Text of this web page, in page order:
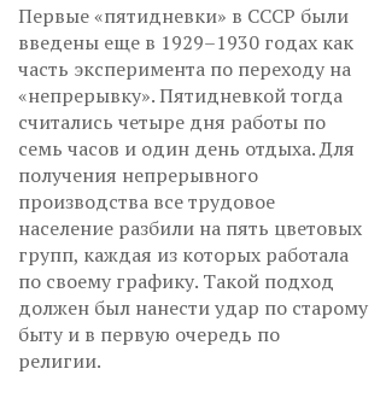
Первые «пятидневки» в СССР были
введены еще в 1929–1930 годах как
часть эксперимента по переходу на
«непрерывку». Пятидневкой тогда
считались четыре дня работы по
семь часов и один день отдыха. Для
получения непрерывного
производства все трудовое
население разбили на пять цветовых
групп, каждая из которых работала
по своему графику. Такой подход
должен был нанести удар по старому
быту и в первую очередь по
религии.